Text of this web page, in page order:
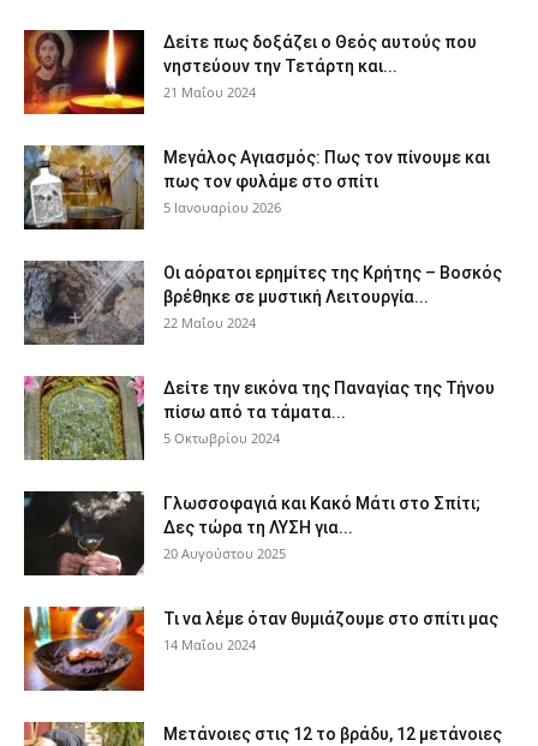
Δείτε πως δοξάζει ο Θεός αυτούς που
νηστεύουν την Τετάρτη και...
21 Μαΐου 2024
Μεγάλος Αγιασμός: Πως τον πίνουμε και
πως τον φυλάμε στο σπίτι
5 Ιανουαρίου 2026
Οι αόρατοι ερημίτες της Κρήτης – Βοσκός
βρέθηκε σε μυστική Λειτουργία...
22 Μαΐου 2024
Δείτε την εικόνα της Παναγίας της Τήνου
πίσω από τα τάματα...
5 Οκτωβρίου 2024
Γλωσσοφαγιά και Κακό Μάτι στο Σπίτι;
Δες τώρα τη ΛΥΣΗ για...
20 Αυγούστου 2025
Τι να λέμε όταν θυμιάζουμε στο σπίτι μας
14 Μαΐου 2024
Μετάνοιες στις 12 το βράδυ, 12 μετάνοιες